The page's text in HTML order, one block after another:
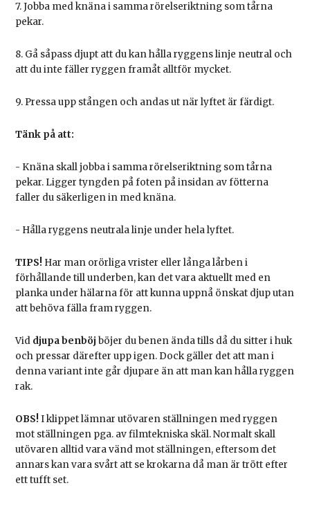
7. Jobba med knäna i samma rörelseriktning som tårna
pekar.
8. Gå såpass djupt att du kan hålla ryggens linje neutral och
att du inte fäller ryggen framåt alltför mycket.
9. Pressa upp stången och andas ut när lyftet är färdigt.
Tänk på att:
- Knäna skall jobba i samma rörelseriktning som tårna
pekar. Ligger tyngden på foten på insidan av fötterna
faller du säkerligen in med knäna.
- Hålla ryggens neutrala linje under hela lyftet.
TIPS! Har man orörliga vrister eller långa lårben i
förhållande till underben, kan det vara aktuellt med en
planka under hälarna för att kunna uppnå önskat djup utan
att behöva fälla fram ryggen.
Vid djupa benböjböjer du benen ända tills då du sitter i huk
och pressar därefter upp igen. Dock gäller det att man i
denna variant inte går djupare än att man kan hålla ryggen
rak.
OBS! I klippet lämnar utövaren ställningen med ryggen
mot ställningen pga. av filmtekniska skäl. Normalt skall
utövaren alltid vara vänd mot ställningen, eftersom det
annars kan vara svårt att se krokarna då man är trött efter
ett tufft set.